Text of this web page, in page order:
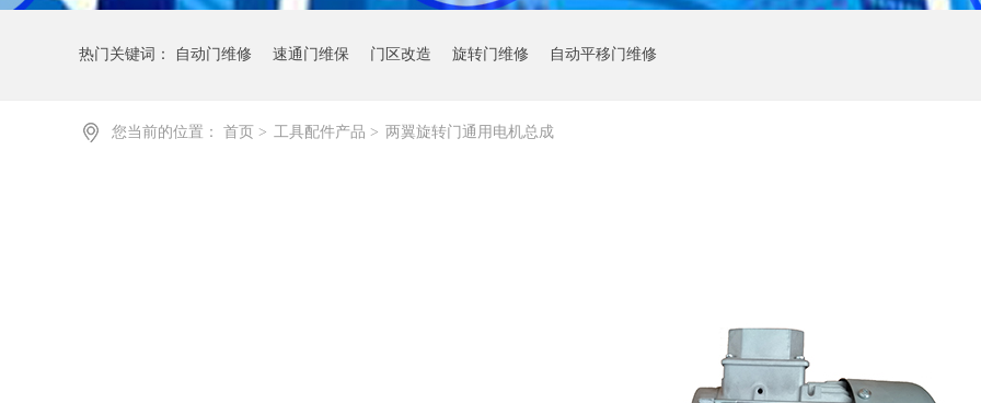
热门关键词： 自动门维修 速通门维保 门区改造 旋转门维修 自动平移门维修
您当前的位置： 首页 > 工具配件产品 > 两翼旋转门通用电机总成